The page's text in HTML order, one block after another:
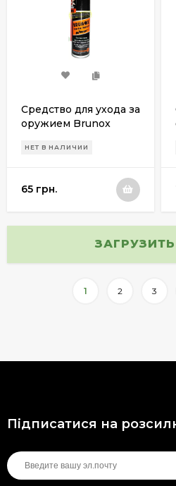
Средство для ухода за
оружием Brunox
НЕТ В НАЛИЧИИ
65 грн.
1 2 3
Підписатися на